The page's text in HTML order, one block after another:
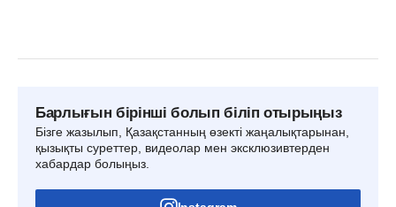
Барлығын бірінші болып біліп отырыңыз
Бізге жазылып, Қазақстанның өзекті жаңалықтарынан,
қызықты суреттер, видеолар мен эксклюзивтерден
хабардар болыңыз.